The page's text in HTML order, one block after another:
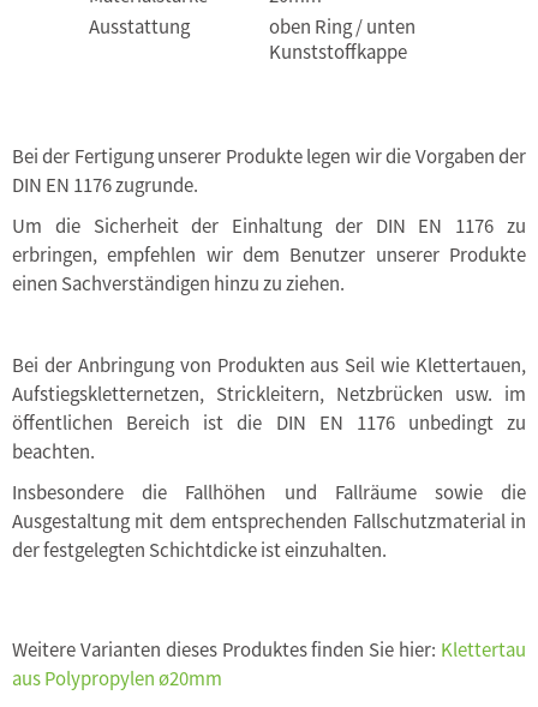
Ausstattung
oben Ring / unten
Kunststoffkappe
Bei der Fertigung unserer Produkte legen wir die Vorgaben der
DIN EN 1176 zugrunde.
Um die Sicherheit der Einhaltung der DIN EN 1176 zu
erbringen, empfehlen wir dem Benutzer unserer Produkte
einen Sachverständigen hinzu zu ziehen.
Bei der Anbringung von Produkten aus Seil wie Klettertauen,
Aufstiegskletternetzen, Strickleitern, Netzbrücken usw. im
öffentlichen Bereich ist die DIN EN 1176 unbedingt zu
beachten.
Insbesondere die Fallhöhen und Fallräume sowie die
Ausgestaltung mit dem entsprechenden Fallschutzmaterial in
der festgelegten Schichtdicke ist einzuhalten.
Weitere Varianten dieses Produktes finden Sie hier: Klettertau
aus Polypropylen ø20mm